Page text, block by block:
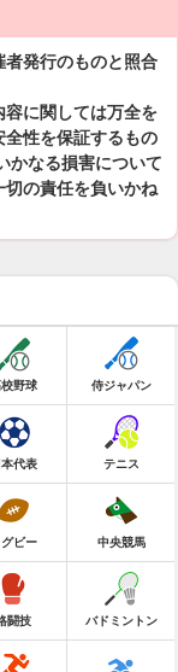
発行のものと照合
に関しては万全を
性を保証するもの
かなる損害について
切の責任を負いかね
野球 侍ジャパン
本代表 テニス
グビー 中央競馬
闘技 バドミントン